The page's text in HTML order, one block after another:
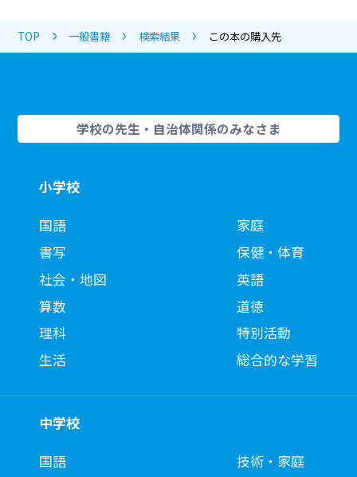
TOP 一般書籍 検索結果 この本の購入先
学校の先生・自治体関係のみなさま
小学校
国語
書写
社会・地図
算数
理科
生活
家庭
保健・体育
英語
道徳
特別活動
総合的な学習
中学校
国語
技術・家庭